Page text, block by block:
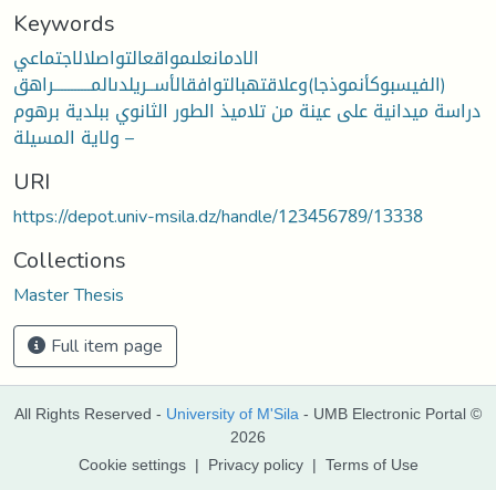
Keywords
الادمانعلىمواقعالتواصلالاجتماعي
(الفيسبوكأنموذجا)وعلاقتهبالتوافقالأســريلدىالمـــــــــــراهق
دراسة ميدانية على عينة من تلاميذ الطور الثانوي ببلدية برهوم
– ولاية المسيلة
URI
https://depot.univ-msila.dz/handle/123456789/13338
Collections
Master Thesis
Full item page
All Rights Reserved - University of M'Sila - UMB Electronic Portal ©
2026
Cookie settings | Privacy policy | Terms of Use